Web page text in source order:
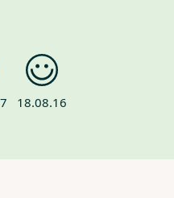
18.08.16